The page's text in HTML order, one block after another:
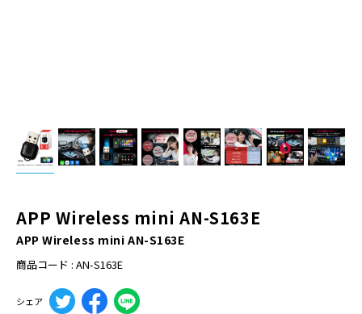
APP Wireless mini AN-S163E
APP Wireless mini AN-S163E
商品コード : AN-S163E
シェア